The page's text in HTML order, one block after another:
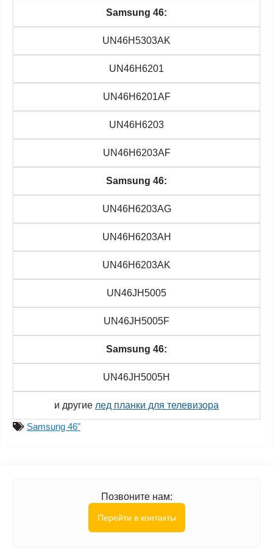
Samsung 46:
UN46H5303AK
UN46H6201
UN46H6201AF
UN46H6203
UN46H6203AF
Samsung 46:
UN46H6203AG
UN46H6203AH
UN46H6203AK
UN46JH5005
UN46JH5005F
Samsung 46:
UN46JH5005H
и другие лед планки для телевизора
Samsung 46"
Позвоните нам:
Перейти в контакты